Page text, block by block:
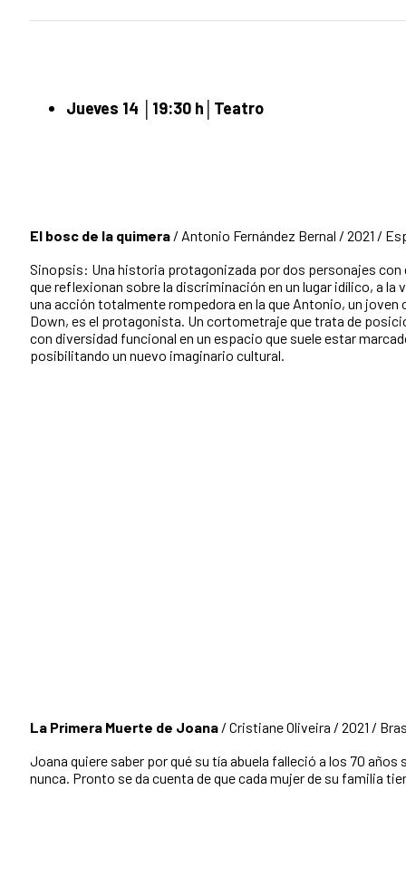
Jueves 14 │19:30 h Teatro
El bosc de la quimera / Antonio Fernández Bernal / 2021 /
Sinopsis: Una historia protagonizada por dos personajes
que reflexionan sobre la discriminación en un lugar idílico, a la
una acción totalmente rompedora en la que Antonio, un joven
Down, es el protagonista. Un cortometraje que trata de
con diversidad funcional en un espacio que suele estar
posibilitando un nuevo imaginario cultural.
La Primera Muerte de Joana / Cristiane Oliveira / 2021 /
Joana quiere saber por qué su tía abuela falleció a los 70 años
nunca. Pronto se da cuenta de que cada mujer de su familia